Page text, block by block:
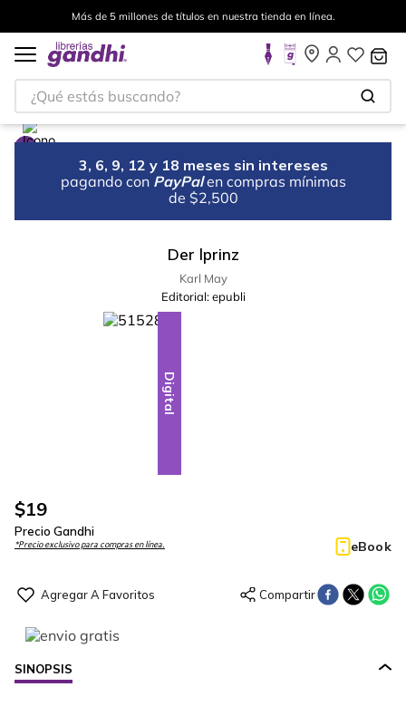
Más de 5 millones de títulos en nuestra tienda en línea.
¿Qué estás buscando?
3, 6, 9, 12 y 18 meses sin intereses
pagando con PayPal en compras mínimas
de $2,500
Der lprinz
Karl May
Editorial: epubli
Digital
$19
Precio Gandhi
*Precio exclusivo para compras en línea. eBook
SINOPSIS